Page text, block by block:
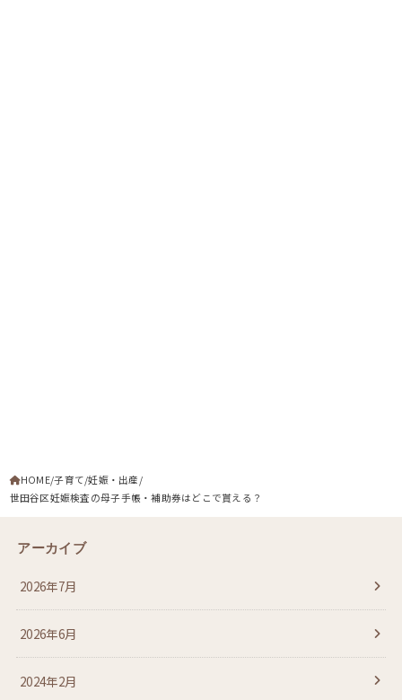
HOME 子育て 妊娠・出産
世田谷区妊娠検査の母子手帳・補助券はどこで貰える？
アーカイブ
2026年7月
2026年6月
2024年2月